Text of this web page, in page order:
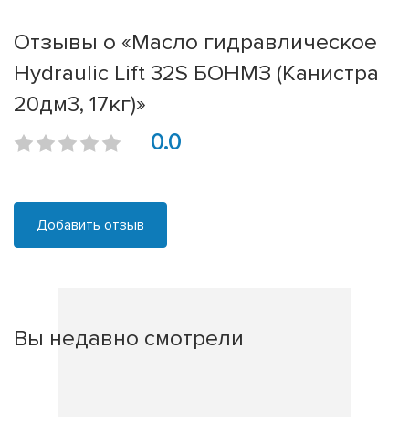
Отзывы о «Масло гидравлическое
Hydraulic Lift 32S БОНМЗ (Канистра
20дм3, 17кг)»
0.0
Добавить отзыв
Вы недавно смотрели